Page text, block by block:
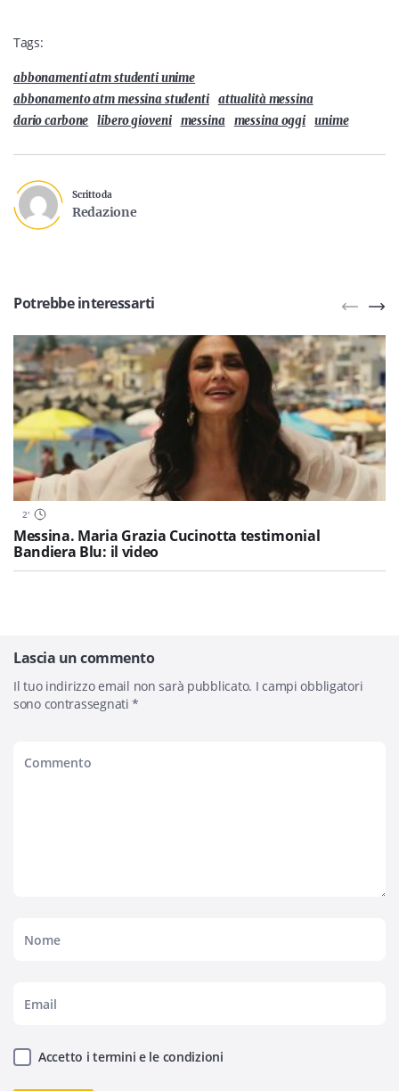
Tags:
abbonamenti atm studenti unime
abbonamento atm messina studenti attualità messina
dario carbone
libero gioveni messina messina oggi unime
Scritto da
Redazione
Potrebbe interessarti
2'
Messina. Maria Grazia Cucinotta testimonial
Bandiera Blu: il video
Lascia un commento
Il tuo indirizzo email non sarà pubblicato. I campi obbligatori
sono contrassegnati*
Accetto i termini e le condizioni